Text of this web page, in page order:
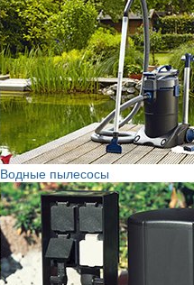
Водные пылесосы